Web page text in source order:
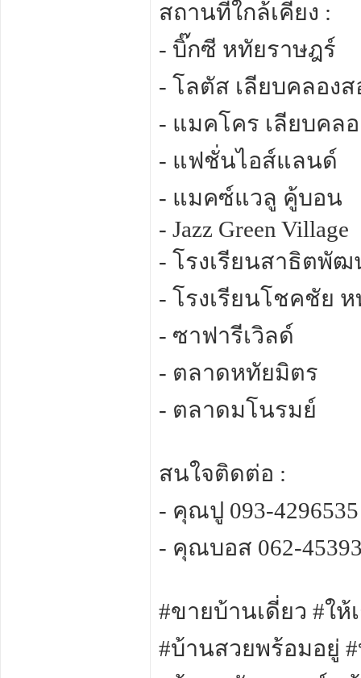
สถานที่ใกล้เคียง :
- บิ๊กซี หทัยราษฎร์
- โลตัส เลียบคลองส
- แมคโคร เลียบคล
- แฟชั่นไอส์แลนด์
- แมคซ์แวลู คู้บอน
- Jazz Green Village
- โรงเรียนสาธิตพัฒ
- โรงเรียนโชคชัย
- ซาฟารีเวิลด์
- ตลาดหทัยมิตร
- ตลาดมโนรมย์
สนใจติดต่อ :
- คุณปู 093-4296535
- คุณบอส 062-
#ขายบ้านเดี่ยว #ใ
#บ้านสวยพร้อมอยู่